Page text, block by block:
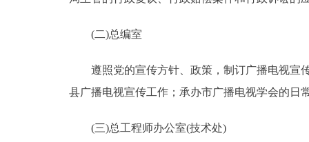
(二)总编室
遵照党的宣传方针、政策，制订广播电视宣传
县广播电视宣传工作；承办市广播电视学会的日
(三)总工程师办公室(技术处)